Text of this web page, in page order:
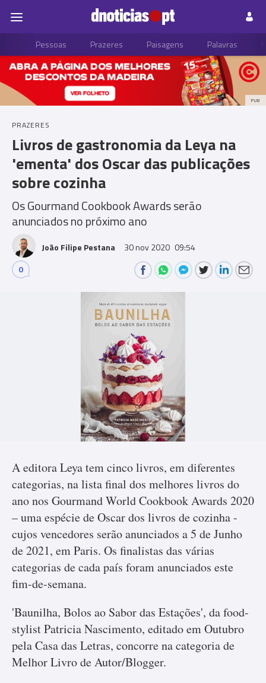
Pessoas Prazeres Paisagens Palavras
PUB
PRAZERES
Livros de gastronomia da Leya na
'ementa' dos Oscar das publicações
sobre cozinha
Os Gourmand Cookbook Awards serão
anunciados no próximo ano
João Filipe Pestana 30 nov 2020 09:54
0
A editora Leya tem cinco livros, em diferentes
categorias, na lista final dos melhores livros do
ano nos Gourmand World Cookbook Awards 2020
– uma espécie de Oscar dos livros de cozinha -
cujos vencedores serão anunciados a 5 de Junho
de 2021, em Paris. Os finalistas das várias
categorias de cada país foram anunciados este
fim-de-semana.
'Baunilha, Bolos ao Sabor das Estações', da food-
stylist Patricia Nascimento, editado em Outubro
pela Casa das Letras, concorre na categoria de
Melhor Livro de Autor/Blogger.